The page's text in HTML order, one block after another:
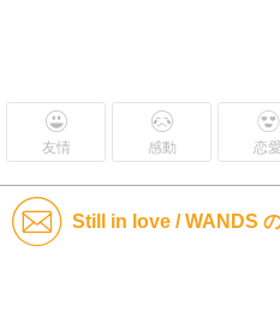
友情 感動 恋愛
Still in love / WANDS